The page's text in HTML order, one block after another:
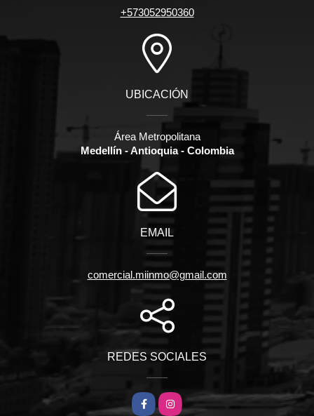
+573052950360
UBICACIÓN
Área Metropolitana
Medellín - Antioquia - Colombia
EMAIL
comercial.miinmo@gmail.com
REDES SOCIALES
FacebookInstagram